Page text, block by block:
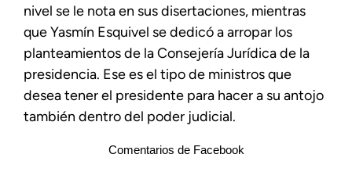
nivel se le nota en sus disertaciones, mientras
que Yasmín Esquivel se dedicó a arropar los
planteamientos de la Consejería Jurídica de la
presidencia. Ese es el tipo de ministros que
desea tener el presidente para hacer a su antojo
también dentro del poder judicial.
Comentarios de Facebook